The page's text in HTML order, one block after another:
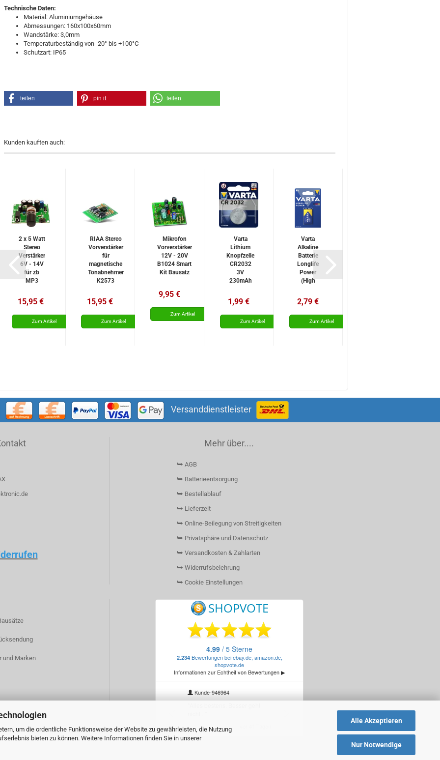
um die ordentliche Funktionsweise der Website zu gewährleisten, die Nutzung
bieten zu können. Weitere Informationen finden Sie in unserer
Alle Akzeptieren
Nur Notwendige
Technische Daten:
Material: Aluminiumgehäuse
Abmessungen: 160x100x60mm
Wandstärke: 3,0mm
Temperaturbeständig von -20° bis +100°C
Schutzart: IP65
teilen pin it teilen
Kunden kauften auch:
2 x 5 Watt
Stereo
Verstärker
6V - 14V
für zb
MP3
MK190
Velleman
Bausatz
WHADDA
15,95 €
RIAA Stereo
Vorverstärker
für
magnetische
Tonabnehmer
K2573
Bausatz
WHADDA
WSAH2573
15,95 €
Mikrofon
Vorverstärker
12V - 20V
B1024 Smart
Kit Bausatz
9,95 €
Varta
Lithium
Knopfzelle
CR2032
3V
230mAh
1,99 €
Varta
Alkaline
Batterie
Longlife
Power
(High
9V Block
6LR61
1ér Pack
4922
2,79 €
Versanddienstleister
Mehr über....
⮩ AGB
⮩ Batterieentsorgung
⮩ Bestellablauf
⮩ Lieferzeit
⮩ Online-Beilegung von Streitigkeiten
⮩ Privatsphäre und Datenschutz
⮩ Versandkosten & Zahlarten
⮩ Widerrufsbelehrung
⮩ Cookie Einstellungen
und Marken